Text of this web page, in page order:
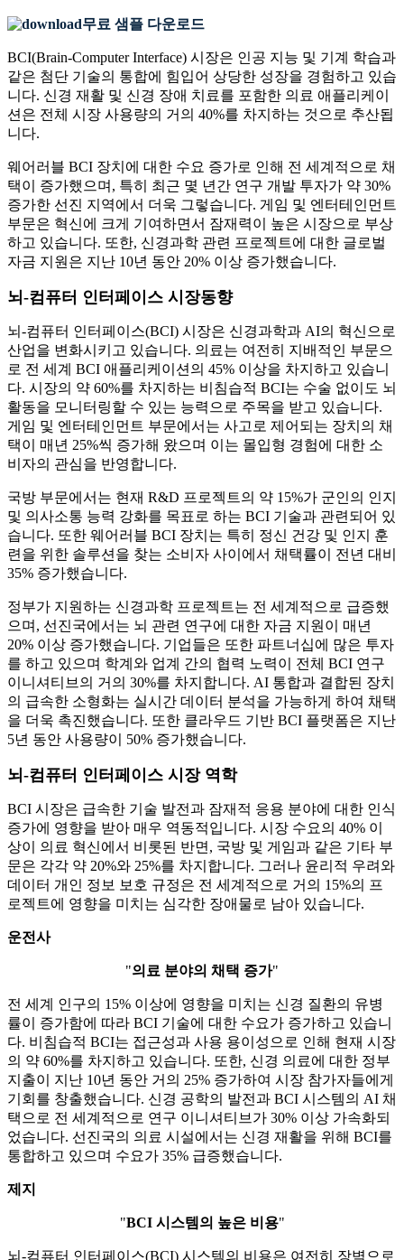
무료 샘플 다운로드
BCI(Brain-Computer Interface) 시장은 인공 지능 및 기계 학습과
같은 첨단 기술의 통합에 힘입어 상당한 성장을 경험하고 있습
니다. 신경 재활 및 신경 장애 치료를 포함한 의료 애플리케이
션은 전체 시장 사용량의 거의 40%를 차지하는 것으로 추산됩
니다.
웨어러블 BCI 장치에 대한 수요 증가로 인해 전 세계적으로 채
택이 증가했으며, 특히 최근 몇 년간 연구 개발 투자가 약 30%
증가한 선진 지역에서 더욱 그렇습니다. 게임 및 엔터테인먼트
부문은 혁신에 크게 기여하면서 잠재력이 높은 시장으로 부상
하고 있습니다. 또한, 신경과학 관련 프로젝트에 대한 글로벌
자금 지원은 지난 10년 동안 20% 이상 증가했습니다.
뇌-컴퓨터 인터페이스 시장동향
뇌-컴퓨터 인터페이스(BCI) 시장은 신경과학과 AI의 혁신으로
산업을 변화시키고 있습니다. 의료는 여전히 지배적인 부문으
로 전 세계 BCI 애플리케이션의 45% 이상을 차지하고 있습니
다. 시장의 약 60%를 차지하는 비침습적 BCI는 수술 없이도 뇌
활동을 모니터링할 수 있는 능력으로 주목을 받고 있습니다.
게임 및 엔터테인먼트 부문에서는 사고로 제어되는 장치의 채
택이 매년 25%씩 증가해 왔으며 이는 몰입형 경험에 대한 소
비자의 관심을 반영합니다.
국방 부문에서는 현재 R&D 프로젝트의 약 15%가 군인의 인지
및 의사소통 능력 강화를 목표로 하는 BCI 기술과 관련되어 있
습니다. 또한 웨어러블 BCI 장치는 특히 정신 건강 및 인지 훈
련을 위한 솔루션을 찾는 소비자 사이에서 채택률이 전년 대비
35% 증가했습니다.
정부가 지원하는 신경과학 프로젝트는 전 세계적으로 급증했
으며, 선진국에서는 뇌 관련 연구에 대한 자금 지원이 매년
20% 이상 증가했습니다. 기업들은 또한 파트너십에 많은 투자
를 하고 있으며 학계와 업계 간의 협력 노력이 전체 BCI 연구
이니셔티브의 거의 30%를 차지합니다. AI 통합과 결합된 장치
의 급속한 소형화는 실시간 데이터 분석을 가능하게 하여 채택
을 더욱 촉진했습니다. 또한 클라우드 기반 BCI 플랫폼은 지난
5년 동안 사용량이 50% 증가했습니다.
뇌-컴퓨터 인터페이스 시장 역학
BCI 시장은 급속한 기술 발전과 잠재적 응용 분야에 대한 인식
증가에 영향을 받아 매우 역동적입니다. 시장 수요의 40% 이
상이 의료 혁신에서 비롯된 반면, 국방 및 게임과 같은 기타 부
문은 각각 약 20%와 25%를 차지합니다. 그러나 윤리적 우려와
데이터 개인 정보 보호 규정은 전 세계적으로 거의 15%의 프
로젝트에 영향을 미치는 심각한 장애물로 남아 있습니다.
운전사
"의료 분야의 채택 증가"
전 세계 인구의 15% 이상에 영향을 미치는 신경 질환의 유병
률이 증가함에 따라 BCI 기술에 대한 수요가 증가하고 있습니
다. 비침습적 BCI는 접근성과 사용 용이성으로 인해 현재 시장
의 약 60%를 차지하고 있습니다. 또한, 신경 의료에 대한 정부
지출이 지난 10년 동안 거의 25% 증가하여 시장 참가자들에게
기회를 창출했습니다. 신경 공학의 발전과 BCI 시스템의 AI 채
택으로 전 세계적으로 연구 이니셔티브가 30% 이상 가속화되
었습니다. 선진국의 의료 시설에서는 신경 재활을 위해 BCI를
통합하고 있으며 수요가 35% 급증했습니다.
제지
"BCI 시스템의 높은 비용"
뇌-컴퓨터 인터페이스(BCI) 시스템의 비용은 여전히 ​​장벽으로